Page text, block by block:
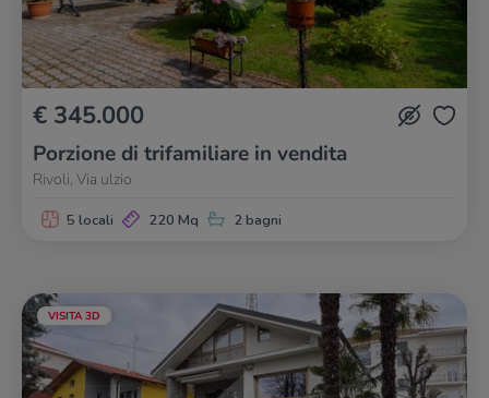
€ 345.000
Porzione di trifamiliare in vendita
Rivoli, Via ulzio
5 locali 220 Mq 2 bagni
VISITA 3D